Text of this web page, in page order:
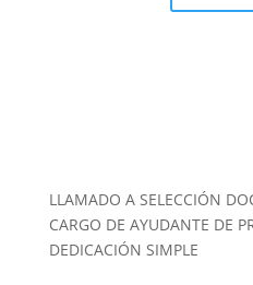
LLAMADO A SELECCIÓN
CARGO DE AYUDANTE DE
DEDICACIÓN SIMPLE